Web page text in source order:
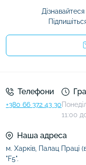
Телефони
+380 66 372 43 30
11:00
Наша адреса
м. Харків, Палац Праці
"F5".